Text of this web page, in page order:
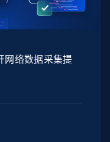
网络数据采集提